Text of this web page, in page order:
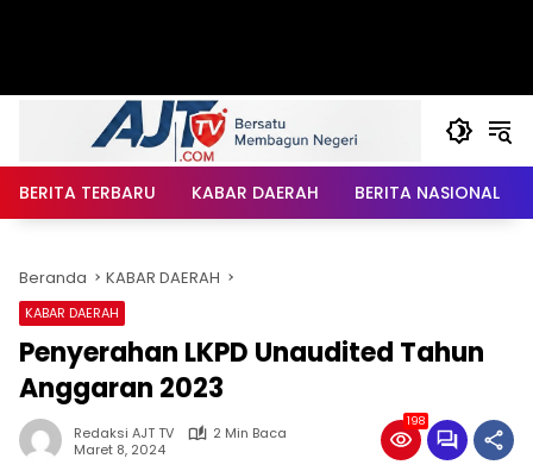
BERITA TERBARU KABAR DAERAH BERITA NASIONAL
Beranda KABAR DAERAH
KABAR DAERAH
Penyerahan LKPD Unaudited Tahun
Anggaran 2023
Redaksi AJT TV
2 Min Baca
Maret 8, 2024
198